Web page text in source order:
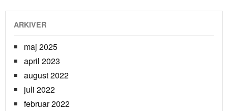
ARKIVER
maj 2025
april 2023
august 2022
juli 2022
februar 2022